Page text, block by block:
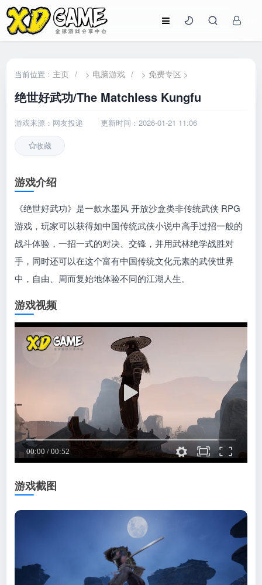
当前位置： 主页 / > 电脑游戏 / > 免费专区 >
绝世好武功/The Matchless Kungfu
游戏来源：网友投递 更新时间：2026-01-21 11:06
收藏
游戏介绍
《绝世好武功》是一款水墨风 开放沙盒类非传统武侠 RPG
游戏，玩家可以获得如中国传统武侠小说中高手过招一般的
战斗体验，一招一式的对决、交锋，并用武林绝学战胜对
手，同时还可以在这个富有中国传统文化元素的武侠世界
中，自由、周而复始地体验不同的江湖人生。
游戏视频
游戏截图